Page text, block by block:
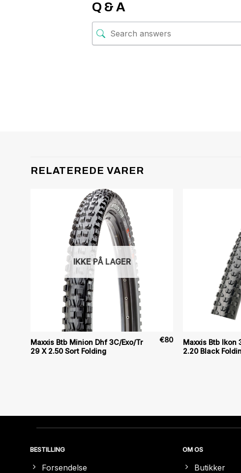
Q & A
RELATEREDE VARER
IKKE PÅ LAGER
Maxxis Btb Minion Dhf 3C/Exo/Tr
29 X 2.50 Sort Folding
€80
Maxxis Btb Ikon
2.20 Black
BESTILLING
Forsendelse
OM OS
Butikker